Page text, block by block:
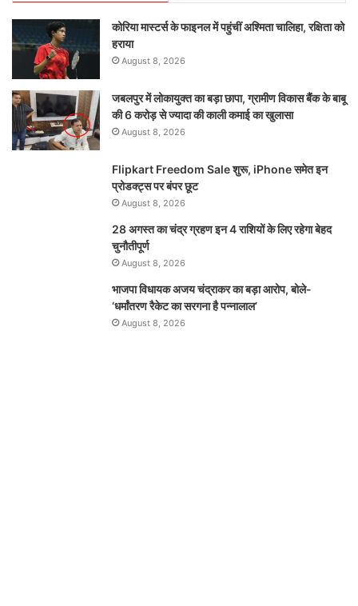
कोरिया मास्टर्स के फाइनल में पहुंचीं अश्मिता चालिहा, रक्षिता को
हराया
August 8, 2026
जबलपुर में लोकायुक्त का बड़ा छापा, ग्रामीण विकास बैंक के बाबू
की 6 करोड़ से ज्यादा की काली कमाई का खुलासा
August 8, 2026
Flipkart Freedom Sale शुरू, iPhone समेत इन
प्रोडक्ट्स पर बंपर छूट
August 8, 2026
28 अगस्त का चंद्र ग्रहण इन 4 राशियों के लिए रहेगा बेहद
चुनौतीपूर्ण
August 8, 2026
भाजपा विधायक अजय चंद्राकर का बड़ा आरोप, बोले-
‘धर्मांतरण रैकेट का सरगना है पन्नालाल’
August 8, 2026